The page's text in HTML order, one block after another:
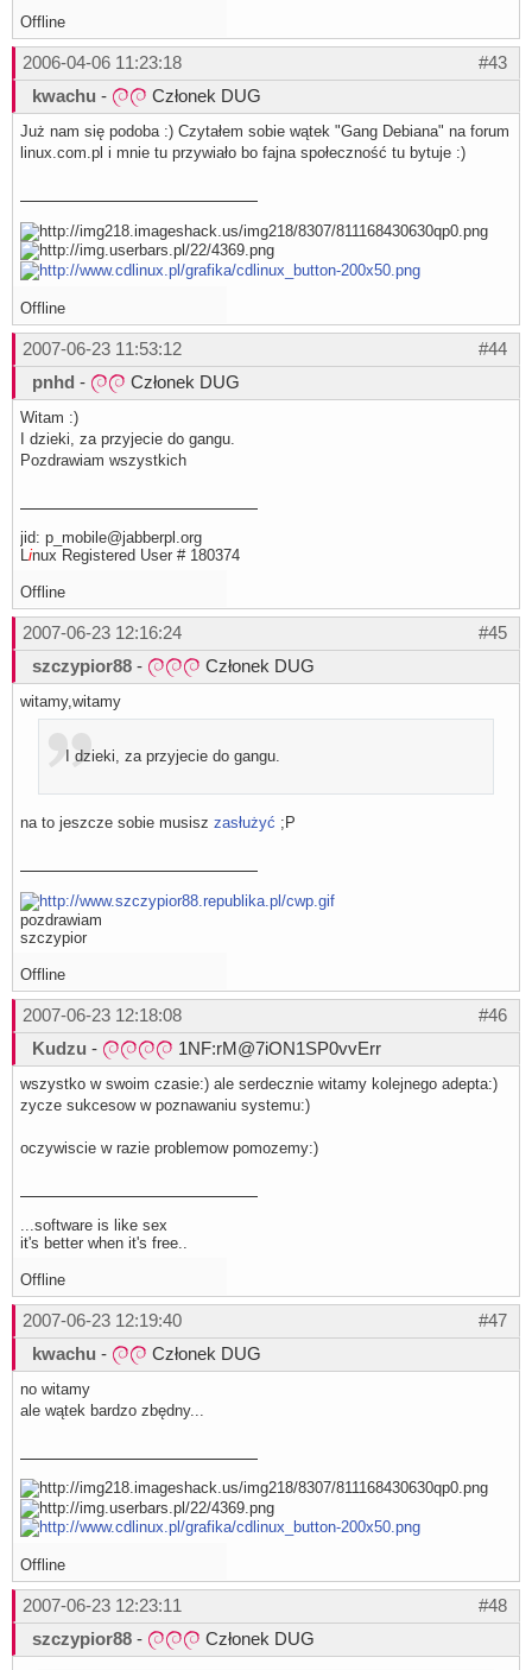
Offline
#43
2006-04-06 11:23:18
kwachu - Członek DUG
Już nam się podoba :) Czytałem sobie wątek "Gang Debiana" na forum
linux.com.pl i mnie tu przywiało bo fajna społeczność tu bytuje :)
Offline
#44
2007-06-23 11:53:12
pnhd - Członek DUG
Witam :)
I dzieki, za przyjecie do gangu.
Pozdrawiam wszystkich
jid: p_mobile@jabberpl.org
inux Registered User # 180374
Offline
#45
2007-06-23 12:16:24
szczypior88 - Członek DUG
witamy,witamy
I dzieki, za przyjecie do gangu.
na to jeszcze sobie musisz zasłużyć ;P
pozdrawiam
szczypior
Offline
#46
2007-06-23 12:18:08
Kudzu - 1NF:rM@7iON1SP0vvErr
wszystko w swoim czasie:) ale serdecznie witamy kolejnego adepta:)
zycze sukcesow w poznawaniu systemu:)
oczywiscie w razie problemow pomozemy:)
...software is like sex
it's better when it's free..
Offline
#47
2007-06-23 12:19:40
kwachu - Członek DUG
no witamy
ale wątek bardzo zbędny...
Offline
#48
2007-06-23 12:23:11
szczypior88 - Członek DUG